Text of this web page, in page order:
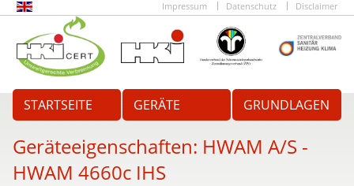
Impressum Datenschutz Disclaimer
STARTSEITE GERÄTE GRUNDLAGEN
Geräteeigenschaften: HWAM A/S -
HWAM 4660c IHS